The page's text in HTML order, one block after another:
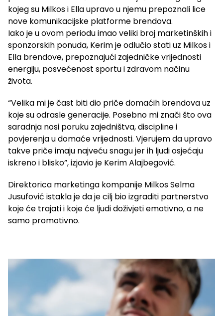
kojeg su Milkos i Ella upravo u njemu prepoznali lice
nove komunikacijske platforme brendova.
Iako je u ovom periodu imao veliki broj marketinških i
sponzorskih ponuda, Kerim je odlučio stati uz Milkos i
Ella brendove, prepoznajući zajedničke vrijednosti
energiju, posvećenost sportu i zdravom načinu
života.
“Velika mi je čast biti dio priče domaćih brendova uz
koje su odrasle generacije. Posebno mi znači što ova
saradnja nosi poruku zajedništva, discipline i
povjerenja u domaće vrijednosti. Vjerujem da upravo
takve priče imaju najveću snagu jer ih ljudi osjećaju
iskreno i blisko”, izjavio je Kerim Alajbegović.
Direktorica marketinga kompanije Milkos Selma
Jusufović istakla je da je cilj bio izgraditi partnerstvo
koje će trajati i koje će ljudi doživjeti emotivno, a ne
samo promotivno.